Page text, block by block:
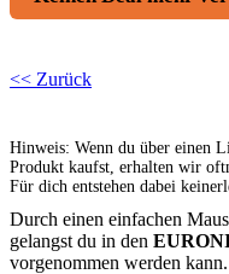
<< Zurück
Hinweis: Wenn du über einen
Produkt kaufst, erhalten wir
Für dich entstehen dabei
Durch einen einfachen
gelangst du in den
vorgenommen werden kann.